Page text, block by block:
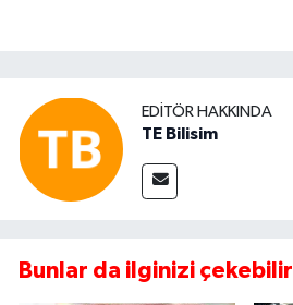
EDITÖR HAKKINDA
TE Bilisim
Bunlar da ilginizi çekebilir